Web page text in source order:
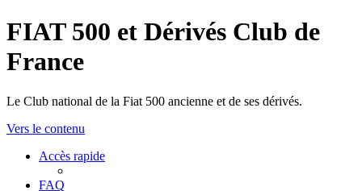
FIAT 500 et Dérivés Club de
France
Le Club national de la Fiat 500 ancienne et de ses dérivés.
Vers le contenu
Accès rapide
FAQ